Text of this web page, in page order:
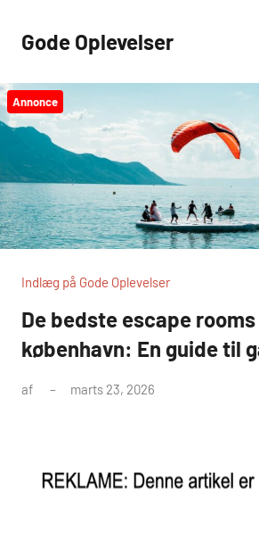
Gode Oplevelser
Annonce
Indlæg på Gode Oplevelser
De bedste escape rooms
københavn: En guide til
af marts 23, 2026